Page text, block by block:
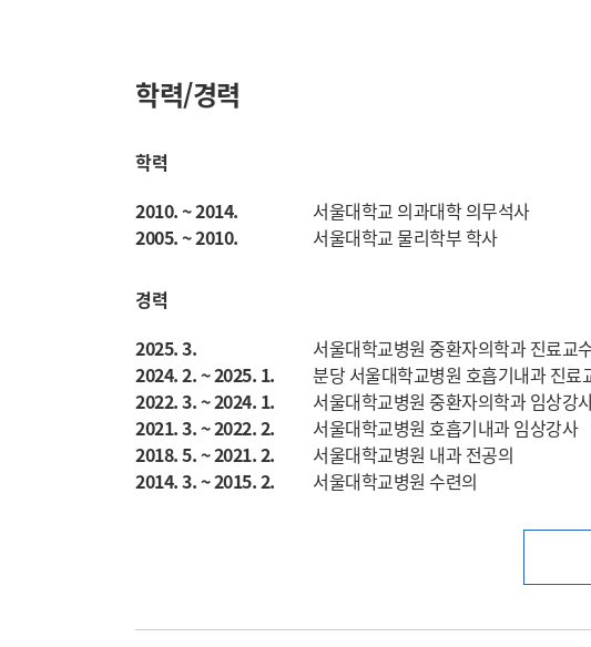
학력/경력
학력
2010. ~ 2014.
서울대학교 의과대학 의무석사
2005. ~ 2010.
서울대학교 물리학부 학사
경력
2025. 3.
서울대학교병원 중환자의학과 진료교
2024. 2. ~ 2025. 1.
분당 서울대학교병원 호흡기내과 진료
2022. 3. ~ 2024. 1.
서울대학교병원 중환자의학과 임상강
2021. 3. ~ 2022. 2.
서울대학교병원 호흡기내과 임상강사
2018. 5. ~ 2021. 2.
서울대학교병원 내과 전공의
2014. 3. ~ 2015. 2.
서울대학교병원 수련의